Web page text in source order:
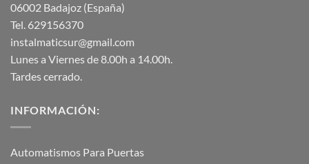
06002 Badajoz (España)
Tel. 629156370
instalmaticsur@gmail.com
Lunes a Viernes de 8.00h a 14.00h.
Tardes cerrado.
INFORMACIÓN:
Automatismos Para Puertas